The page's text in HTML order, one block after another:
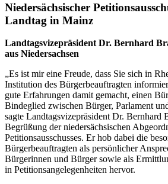
Niedersächsischer
Landtag in Mainz
Landtagsvizepräsident Dr. Bernhard
aus Niedersachsen
„Es ist mir eine Freude, dass Sie sich in
Institution des Bürgerbeauftragten
gute Erfahrungen damit gemacht, einen
Bindeglied zwischen Bürger, Parlament
sagte Landtagsvizepräsident Dr. Bernhard
Begrüßung der niedersächsischen
Petitionsausschusses. Er hob dabei die
Bürgerbeauftragten als persönlicher
Bürgerinnen und Bürger sowie als
in Petitionsangelegenheiten hervor.